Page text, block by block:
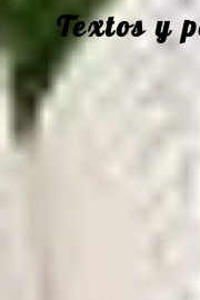
Textos y